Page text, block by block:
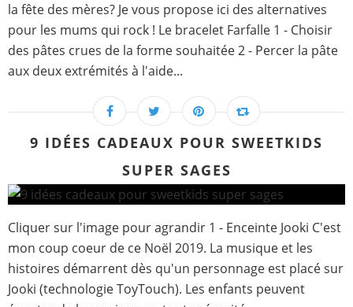
la fête des mères? Je vous propose ici des alternatives
pour les mums qui rock ! Le bracelet Farfalle 1 - Choisir
des pâtes crues de la forme souhaitée 2 - Percer la pâte
aux deux extrémités à l'aide...
9 IDÉES CADEAUX POUR SWEETKIDS
SUPER SAGES
Cliquer sur l'image pour agrandir 1 - Enceinte Jooki C'est
mon coup coeur de ce Noël 2019. La musique et les
histoires démarrent dès qu'un personnage est placé sur
Jooki (technologie ToyTouch). Les enfants peuvent